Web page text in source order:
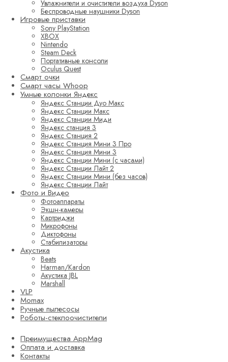
Увлажнители и очистители воздуха Dyson
Беспроводные наушники Dyson
Игровые приставки
Sony PlayStation
XBOX
Nintendo
Steam Deck
Портативные консоли
Oculus Quest
Смарт очки
Смарт часы Whoop
Умные колонки Яндекс
Яндекс Станции Дуо Макс
Яндекс Станции Макс
Яндекс Станции Миди
Яндекс станция 3
Яндекс Станция 2
Яндекс Станция Мини 3 Про
Яндекс Станция Мини 3
Яндекс Станции Мини (с часами)
Яндекс Станции Лайт 2
Яндекс Станции Мини (без часов)
Яндекс Станции Лайт
Фото и Видео
Фотоаппараты
Экшн-камеры
Картриджи
Микрофоны
Диктофоны
Стабилизаторы
Акустика
Beats
Harman/Kardon
Акустика JBL
Marshall
VLP
Momax
Ручные пылесосы
Роботы-стеклоочистители
Преимущества AppMag
Оплата и доставка
Контакты